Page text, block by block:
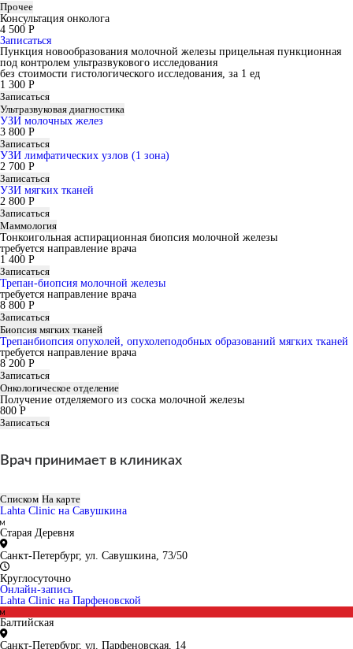
Прочее
Консультация онколога
4 500 Р
Записаться
Пункция новообразования молочной железы прицельная пункционная
под контролем ультразвукового исследования
без стоимости гистологического исследования, за 1 ед
1 300 Р
Записаться
Ультразвуковая диагностика
УЗИ молочных желез
3 800 Р
Записаться
УЗИ лимфатических узлов (1 зона)
2 700 Р
Записаться
УЗИ мягких тканей
2 800 Р
Записаться
Маммология
Тонкоигольная аспирационная биопсия молочной железы
требуется направление врача
1 400 Р
Записаться
Трепан-биопсия молочной железы
требуется направление врача
8 800 Р
Записаться
Биопсия мягких тканей
Трепанбиопсия опухолей, опухолеподобных образований мягких тканей
требуется направление врача
8 200 Р
Записаться
Онкологическое отделение
Получение отделяемого из соска молочной железы
800 Р
Записаться
Врач принимает в клиниках
Списком На карте
Lahta Clinic на Савушкина
Старая Деревня
Санкт-Петербург, ул. Савушкина, 73/50
Круглосуточно
Онлайн-запись
Lahta Clinic на Парфеновской
Балтийская
Санкт-Петербург, ул. Парфеновская, 14